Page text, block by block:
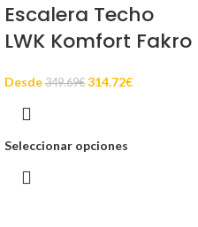
Escalera Techo
LWK Komfort Fakro
Desde 349.69€ 314.72€
Seleccionar opciones